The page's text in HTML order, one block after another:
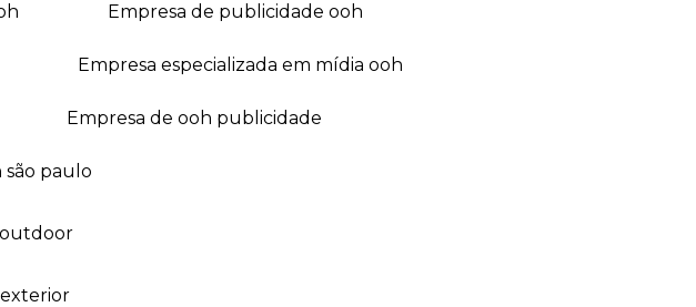
empresa de publicidade ooh
empresa especializada em mídia ooh
empresa de ooh publicidade
são paulo
outdoor
exterior